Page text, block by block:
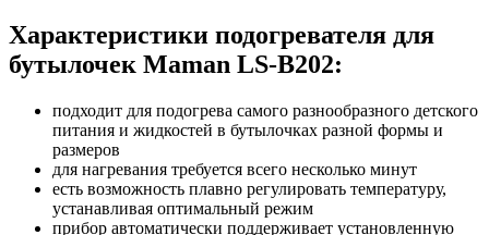
Характеристики подогревателя для
бутылочек Maman LS-B202:
подходит для подогрева самого разнообразного детского
питания и жидкостей в бутылочках разной формы и
размеров
для нагревания требуется всего несколько минут
есть возможность плавно регулировать температуру,
устанавливая оптимальный режим
прибор автоматически поддерживает установленную